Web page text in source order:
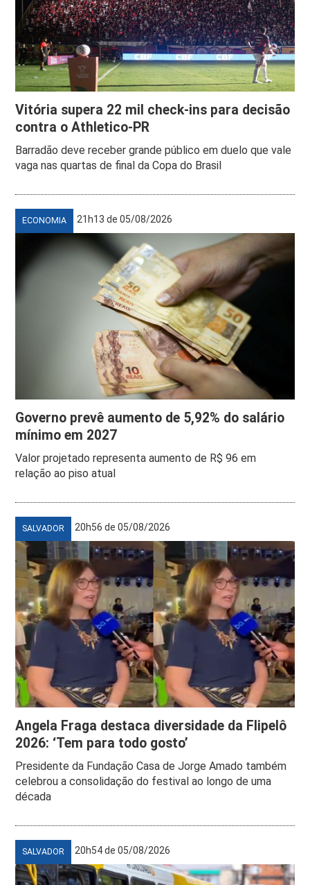
Vitória supera 22 mil check-ins para decisão
contra o Athletico-PR
Barradão deve receber grande público em duelo que vale
vaga nas quartas de final da Copa do Brasil
ECONOMIA 21h13 de 05/08/2026
Governo prevê aumento de 5,92% do salário
mínimo em 2027
Valor projetado representa aumento de R$ 96 em
relação ao piso atual
SALVADOR 20h56 de 05/08/2026
Angela Fraga destaca diversidade da Flipelô
2026: ‘Tem para todo gosto’
Presidente da Fundação Casa de Jorge Amado também
celebrou a consolidação do festival ao longo de uma
década
SALVADOR 20h54 de 05/08/2026